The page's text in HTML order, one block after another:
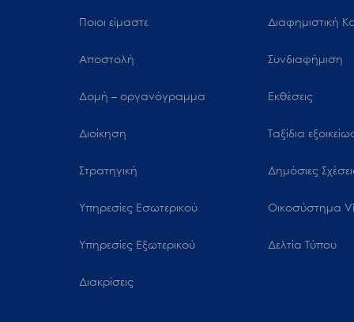
Ποιοι είμαστε
Αποστολή
Δομή – οργανόγραμμα
Διοίκηση
Στρατηγική
Υπηρεσίες Εσωτερικού
Υπηρεσίες Εξωτερικού
Διακρίσεις
Διαφημιστική
Συνδιαφήμιση
Εκθέσεις
Ταξίδια
Δημόσιες
Oικοσύστημα
Δελτία Τύπου